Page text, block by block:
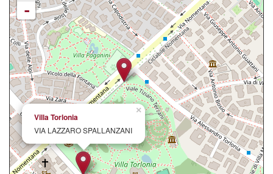
×
Villa Torlonia
VIA LAZZARO SPALLANZANI
-